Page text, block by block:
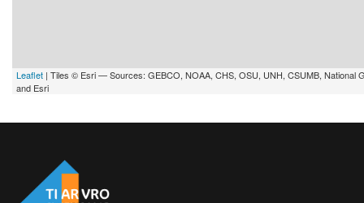
Leaflet | Tiles © Esri — Sources: GEBCO, NOAA, CHS, OSU, UNH, CSUMB, National
and Esri